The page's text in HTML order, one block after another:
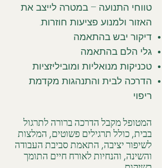
טווחי התנועה – במטרה לייצב את
האזור ולמנוע פציעות חוזרות.
דיקור יבש בהתאמה
גלי הלם בהתאמה
טכניקות מנואליות ומוביליזציות
הדרכה לבית והתנהגות מקדמת
ריפוי
המטופל מקבל הדרכה ברורה לתרגול
בבית, כולל תרגילים פשוטים, המלצות
לשיפור יציבה, התאמת סביבת העבודה
והשינה, והנחיות לאורח חיים התומך